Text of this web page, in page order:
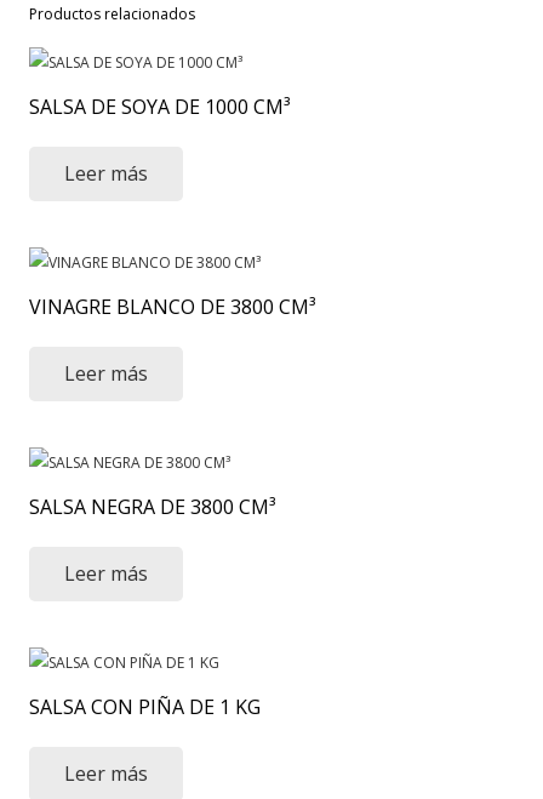
Productos relacionados
SALSA DE SOYA DE 1000 CM³
Leer más
VINAGRE BLANCO DE 3800 CM³
Leer más
SALSA NEGRA DE 3800 CM³
Leer más
SALSA CON PIÑA DE 1 KG
Leer más